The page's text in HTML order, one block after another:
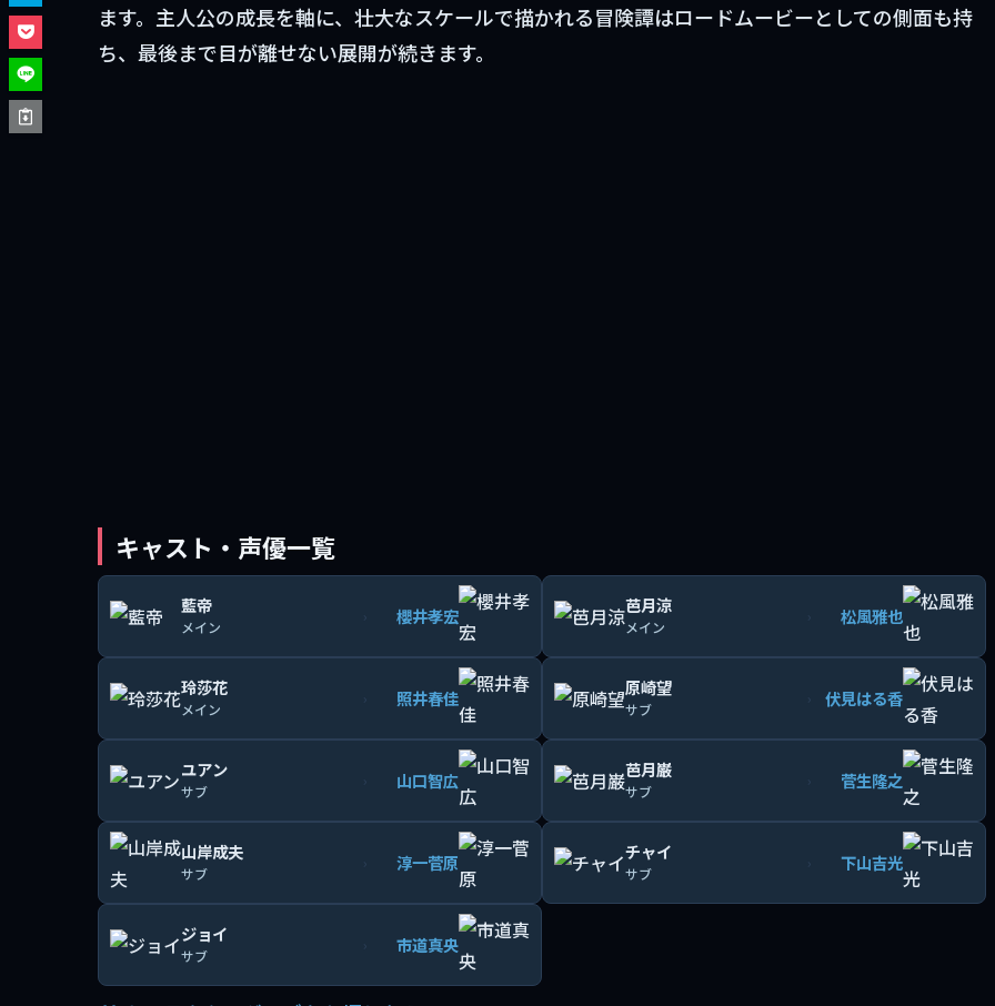
ます。主人公の成長を軸に、壮大なスケールで描かれる冒険譚はロードムービーとしての側面も持
ち、最後まで目が離せない展開が続きます。
キャスト・声優一覧
藍帝
メイン
› 櫻井孝宏 芭月涼
メイン
› 松風雅也
玲莎花
メイン
› 照井春佳 原崎望
サブ
› 伏見はる香
ユアン
サブ
› 山口智広 芭月巌
サブ
› 菅生隆之
山岸成夫
サブ
› 淳一菅原 チャイ
サブ
› 下山吉光
ジョイ
サブ
› 市道真央